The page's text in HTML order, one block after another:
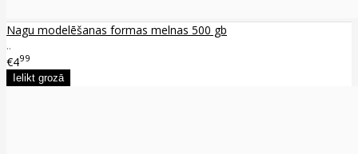
Nagu modelēšanas formas melnas 500 gb
..
€499